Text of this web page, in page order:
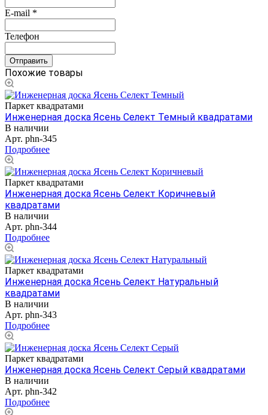
E-mail *
Телефон
Похожие товары
Паркет квадратами
Инженерная доска Ясень Селект Темный квадратами
В наличии
Арт. phn-345
Подробнее
Паркет квадратами
Инженерная доска Ясень Селект Коричневый
квадратами
В наличии
Арт. phn-344
Подробнее
Паркет квадратами
Инженерная доска Ясень Селект Натуральный
квадратами
В наличии
Арт. phn-343
Подробнее
Паркет квадратами
Инженерная доска Ясень Селект Серый квадратами
В наличии
Арт. phn-342
Подробнее